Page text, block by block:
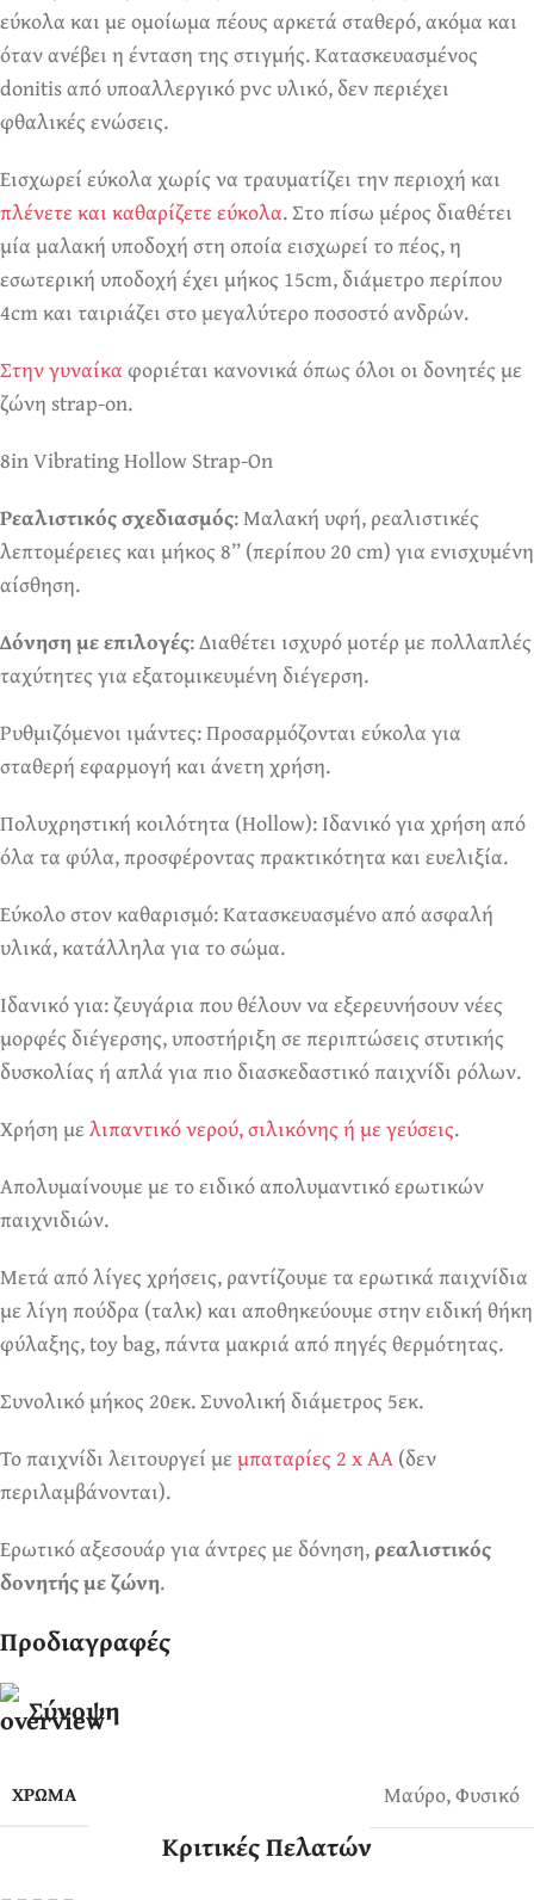
εύκολα και με ομοίωμα πέους αρκετά σταθερό, ακόμα και
όταν ανέβει η ένταση της στιγμής. Κατασκευασμένος
donitis από υποαλλεργικό pvc υλικό, δεν περιέχει
φθαλικές ενώσεις.
Εισχωρεί εύκολα χωρίς να τραυματίζει την περιοχή και
πλένετε και καθαρίζετε εύκολα. Στο πίσω μέρος διαθέτει
μία μαλακή υποδοχή στη οποία εισχωρεί το πέος, η
εσωτερική υποδοχή έχει μήκος 15cm, διάμετρο περίπου
4cm και ταιριάζει στο μεγαλύτερο ποσοστό ανδρών.
Στην γυναίκαφοριέται κανονικά όπως όλοι οι δονητές με
ζώνη strap-on.
8in Vibrating Hollow Strap-On
Ρεαλιστικός σχεδιασμός: Μαλακή υφή, ρεαλιστικές
λεπτομέρειες και μήκος 8” (περίπου 20 cm) για ενισχυμένη
αίσθηση.
Δόνηση με επιλογές: Διαθέτει ισχυρό μοτέρ με πολλαπλές
ταχύτητες για εξατομικευμένη διέγερση.
Ρυθμιζόμενοι ιμάντες: Προσαρμόζονται εύκολα για
σταθερή εφαρμογή και άνετη χρήση.
Πολυχρηστική κοιλότητα (Hollow): Ιδανικό για χρήση από
όλα τα φύλα, προσφέροντας πρακτικότητα και ευελιξία.
Εύκολο στον καθαρισμό: Κατασκευασμένο από ασφαλή
υλικά, κατάλληλα για το σώμα.
Ιδανικό για: ζευγάρια που θέλουν να εξερευνήσουν νέες
μορφές διέγερσης, υποστήριξη σε περιπτώσεις στυτικής
δυσκολίας ή απλά για πιο διασκεδαστικό παιχνίδι ρόλων.
Χρήση μελιπαντικό νερού, σιλικόνης ή με γεύσεις.
Απολυμαίνουμε με το ειδικό απολυμαντικό ερωτικών
παιχνιδιών.
Μετά από λίγες χρήσεις, ραντίζουμε τα ερωτικά παιχνίδια
με λίγη πούδρα (ταλκ) και αποθηκεύουμε στην ειδική θήκη
φύλαξης, toy bag, πάντα μακριά από πηγές θερμότητας.
Συνολικό μήκος 20εκ. Συνολική διάμετρος 5εκ.
Το παιχνίδι λειτουργεί μεμπαταρίες 2 x ΑA(δεν
περιλαμβάνονται).
Ερωτικό αξεσουάρ για άντρες με δόνηση,ρεαλιστικός
δονητής με ζώνη.
Προδιαγραφές
Σύνοψη
ΧΡΏΜΑ Μαύρο,Φυσικό
Κριτικές Πελατών